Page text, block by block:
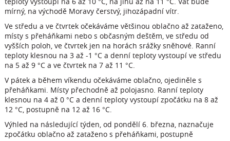
mírný, na východě Moravy čerstvý, jihozápadní vítr.
Ve středu a ve čtvrtek očekáváme většinou oblačno až zataženo,
místy s přeháňkami nebo s občasným deštěm, ve středu od
vyšších poloh, ve čtvrtek jen na horách srážky sněhové. Ranní
teploty klesnou na 3 až -1 °C a denní teploty vystoupí ve středu
na 5 až 9 °C a ve čtvrtek na 7 až 11 °C.
V pátek a během víkendu očekáváme oblačno, ojediněle s
přeháňkami. Místy přechodně až polojasno. Ranní teploty
klesnou na 4 až 0 °C a denní teploty vystoupí zpočátku na 8 až
12 °C, postupně na 12 až 16 °C.
Výhled na následující týden, od pondělí 6. března, naznačuje
zpočátku oblačno až zataženo s přeháňkami, postupně